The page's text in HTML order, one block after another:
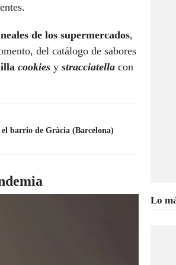
de los supermercados,
del catálogo de sabores
cookies y stracciatella con
barrio de Gràcia (Barcelona)
Lo